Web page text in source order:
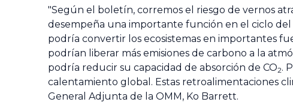
"Según el boletín, corremos el riesgo de vernos
desempeña una importante función en el ciclo
podría convertir los ecosistemas en importantes
podrían liberar más emisiones de carbono a la
podría reducir su capacidad de absorción de CO2.
calentamiento global. Estas retroalimentaciones
General Adjunta de la OMM, Ko Barrett.